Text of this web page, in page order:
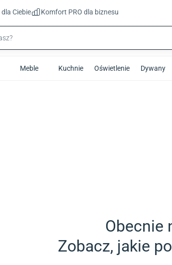
dla Ciebie Komfort PRO dla biznesu
Meble Kuchnie Oświetlenie Dywany
Obecnie
Zobacz, jakie